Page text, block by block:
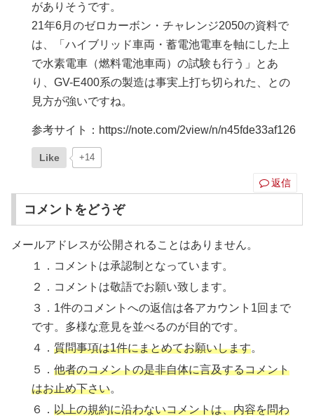
がありそうです。
21年6月のゼロカーボン・チャレンジ2050の資料で
は、「ハイブリッド車両・蓄電池電車を軸にした上
で水素電車（燃料電池車両）の試験も行う」とあ
り、GV-E400系の製造は事実上打ち切られた、との
見方が強いですね。
参考サイト：https://note.com/2view/n/n45fde33af126
Like +14
返信
コメントをどうぞ
メールアドレスが公開されることはありません。
１．コメントは承認制となっています。
２．コメントは敬語でお願い致します。
３．1件のコメントへの返信は各アカウント1回まで
です。多様な意見を並べるのが目的です。
４．質問事項は1件にまとめてお願いします。
５．他者のコメントの是非自体に言及するコメント
はお止め下さい。
６．以上の規約に沿わないコメントは、内容を問わ